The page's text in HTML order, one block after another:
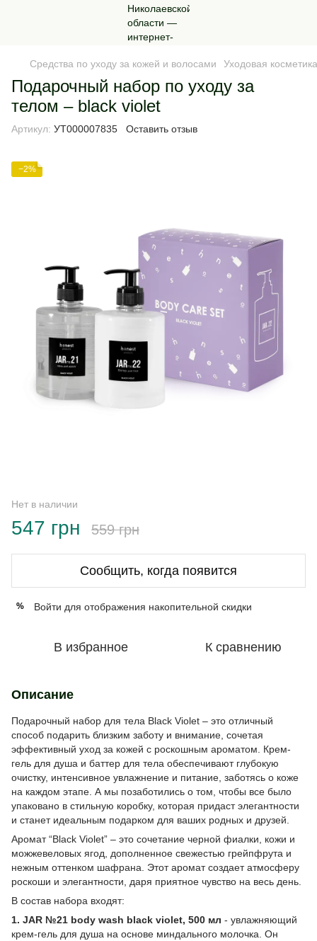
Средства по уходу за кожей и волосами Уходовая
Подарочный набор по уходу за
телом – black violet
Артикул: УТ000007835 Оставить отзыв
−2%
Нет в наличии
547 грн 559 грн
Сообщить, когда появится
% Войти для отображения накопительной скидки
В избранное К сравнению
Описание
Подарочный набор для тела Black Violet – это отличный
способ подарить близким заботу и внимание, сочетая
эффективный уход за кожей с роскошным ароматом. Крем-
гель для душа и баттер для тела обеспечивают глубокую
очистку, интенсивное увлажнение и питание, заботясь о коже
на каждом этапе. А мы позаботились о том, чтобы все было
упаковано в стильную коробку, которая придаст элегантности
и станет идеальным подарком для ваших родных и друзей.
Аромат “Black Violet” – это сочетание черной фиалки, кожи и
можжевеловых ягод, дополненное свежестью грейпфрута и
нежным оттенком шафрана. Этот аромат создает атмосферу
роскоши и элегантности, даря приятное чувство на весь день.
В состав набора входят:
1. JAR №21 body wash black violet, 500 мл - увлажняющий
крем-гель для душа на основе миндального молочка. Он